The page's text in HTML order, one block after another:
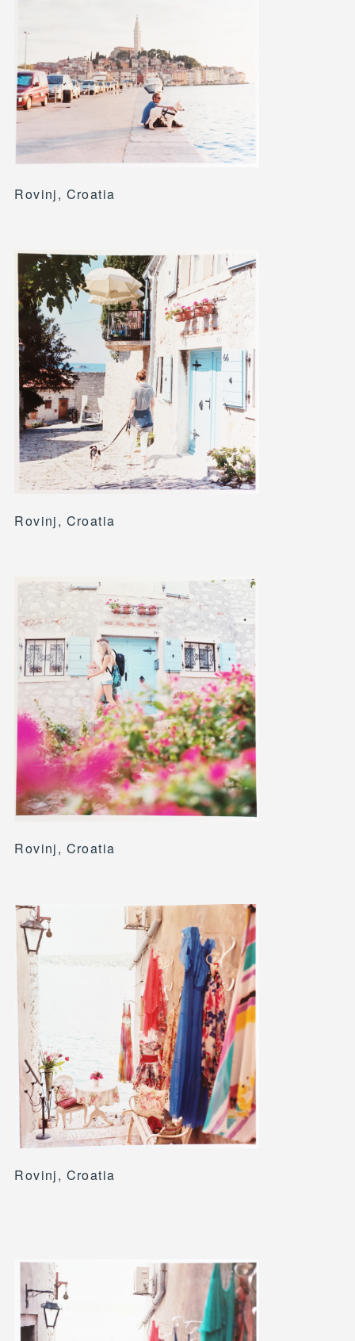
Rovinj, Croatia
Rovinj, Croatia
Rovinj, Croatia
Rovinj, Croatia